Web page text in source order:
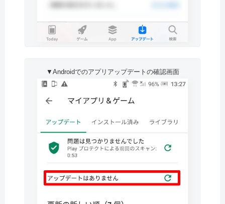
▼Androidでのアプリアップデートの確認画面